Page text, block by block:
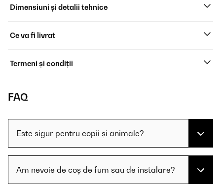
Dimensiuni și detalii tehnice
Ce va fi livrat
Termeni și condiții
FAQ
Este sigur pentru copii și animale?
Am nevoie de coș de fum sau de instalare?